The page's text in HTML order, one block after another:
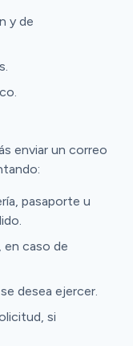
y de
enviar un correo
pasaporte u
caso de
desea ejercer.
si